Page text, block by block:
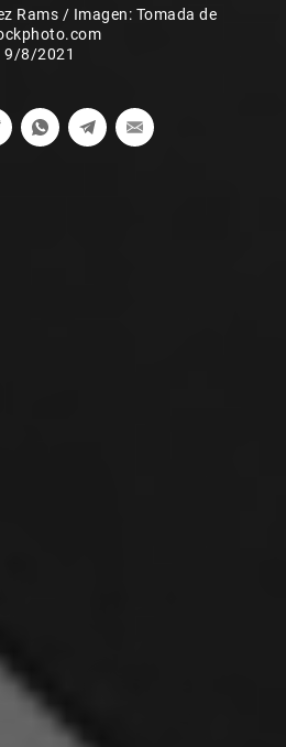
Rams / Imagen: Tomada de
9/8/2021